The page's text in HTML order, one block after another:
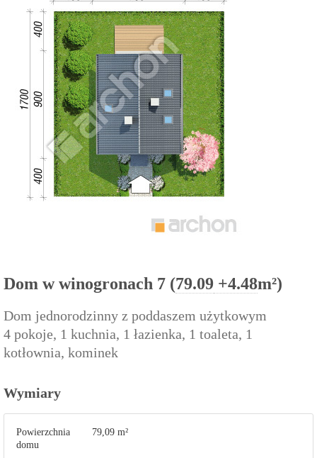
Dom w winogronach 7 (79.09 +4.48m²)
Dom jednorodzinny z poddaszem użytkowym
4 pokoje, 1 kuchnia, 1 łazienka, 1 toaleta, 1
kotłownia, kominek
Wymiary
Powierzchnia
domu
79,09 m²